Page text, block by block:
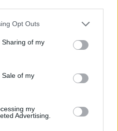
Opt Outs
of my
of my
my
Advertising.
MÁS
de nivel 26853